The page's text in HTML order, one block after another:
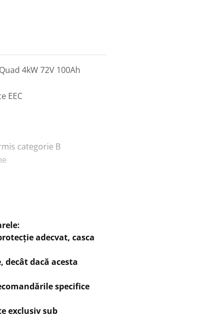
4kW 72V 100Ah
EEC
categorie B
conditiile meteo si
viteza, kilometraj si
inainte / inapoi
adecvat, casca
dacă acesta
specifice
exclusiv sub